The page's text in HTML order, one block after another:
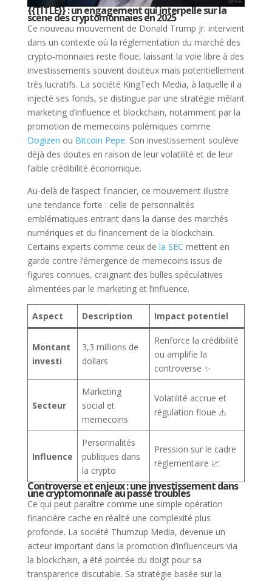
{{TITLE}} : un engagement qui interpelle sur la
scène des cryptomonnaies en 2025
Ce nouveau mouvement de Donald Trump Jr. intervient
dans un contexte où la réglementation du marché des
crypto-monnaies reste floue, laissant la voie libre à des
investissements souvent douteux mais potentiellement
très lucratifs. La société KingTech Media, à laquelle il a
injecté ses fonds, se distingue par une stratégie mêlant
marketing d’influence et blockchain, notamment par la
promotion de memecoins polémiques comme
Dogizen ou Bitcoin Pepe. Son investissement soulève
déjà des doutes en raison de leur volatilité et de leur
faible crédibilité économique.
Au-delà de l’aspect financier, ce mouvement illustre
une tendance forte : celle de personnalités
emblématiques entrant dans la danse des marchés
numériques et du financement de la blockchain.
Certains experts comme ceux de la SEC mettent en
garde contre l’émergence de memecoins issus de
figures connues, craignant des bulles spéculatives
alimentées par le marketing et l’influence.
Aspect Description Impact potentiel
Montant
investi
3,3 millions de
dollars
Renforce la crédibilité
ou amplifie la
controverse ✨
Secteur
Marketing
social et
memecoins
Volatilité accrue et
régulation floue ⚠️
Influence
Personnalités
publiques dans
la crypto
Pression sur le cadre
réglementaire 📈
Controverse et enjeux : une investissement dans
une cryptomonnaie au passé troubles
Ce qui peut paraître comme une simple opération
financière cache en réalité une complexité plus
profonde. La société Thumzup Media, devenue un
acteur important dans la promotion d’influenceurs via
la blockchain, a été pointée du doigt pour sa
transparence discutable. Sa stratégie basée sur la